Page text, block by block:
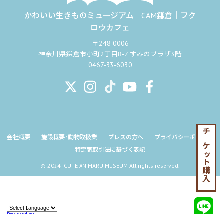
チケット購入
かわいい生きものミュージアム｜CAM鎌倉｜フク
ロウカフェ
〒248-0006
神奈川県鎌倉市小町2丁目8-7 すみのプラザ3階
0467-33-6030
会社概要 施設概要･動物取扱業 プレスの方へ
プライバシーポリシー
特定商取引法に基づく表記
© 2024- CUTE ANIMARU MUSEUM All rights reserved.